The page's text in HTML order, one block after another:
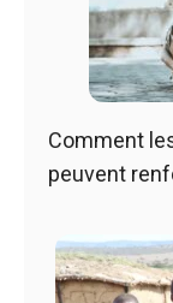
Comment
peuvent